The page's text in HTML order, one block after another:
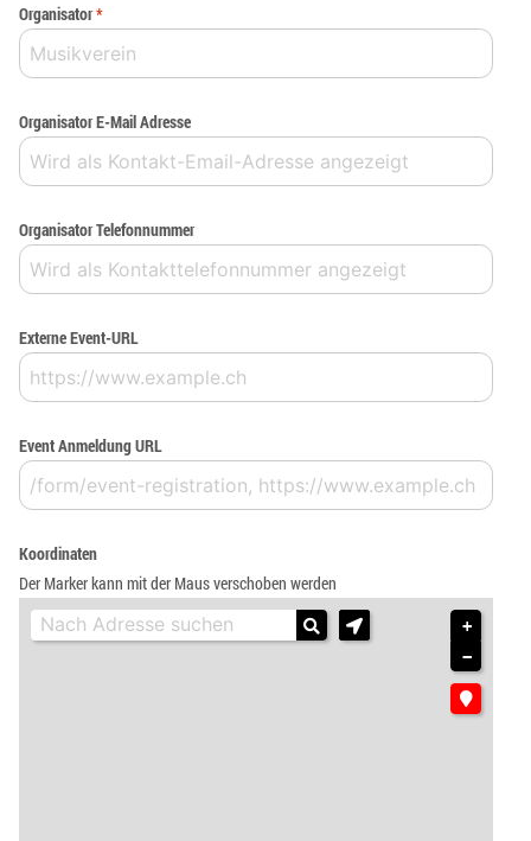
Organisator*
Organisator E-Mail Adresse
Organisator Telefonnummer
Externe Event-URL
Event Anmeldung URL
Koordinaten
Der Marker kann mit der Maus verschoben werden
+
−